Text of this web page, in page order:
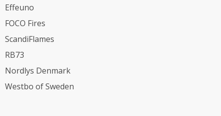
Effeuno
FOCO Fires
ScandiFlames
RB73
Nordlys Denmark
Westbo of Sweden